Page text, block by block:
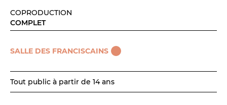
COPRODUCTION
COMPLET
SALLE DES FRANCISCAINS
Tout public à partir de 14 ans